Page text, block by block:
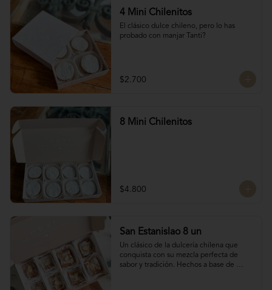
4 Mini Chilenitos
El clásico dulce chileno, pero lo has
probado con manjar Tanti?
$2.700
8 Mini Chilenitos
$4.800
San Estanislao 8 un
Un clásico de la dulcería chilena que
conquista con su mezcla perfecta de
sabor y tradición. Hechos a base de